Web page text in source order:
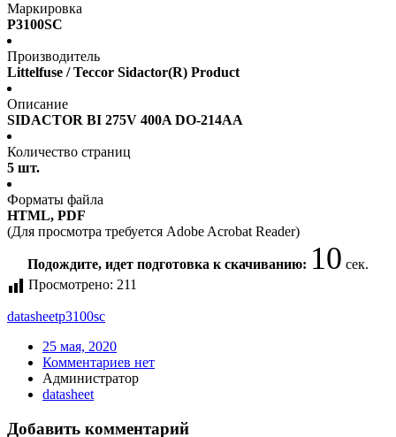
Маркировка
P3100SC
Производитель
Littelfuse / Teccor Sidactor(R) Product
Описание
SIDACTOR BI 275V 400A DO-214AA
Количество страниц
5 шт.
Форматы файла
HTML, PDF
(Для просмотра требуется Adobe Acrobat Reader)
Подождите, идет подготовка к скачиванию: 10 сек.
Просмотрено: 211
datasheetp3100sc
25 мая, 2020
Комментариев нет
Администратор
datasheet
Добавить комментарий